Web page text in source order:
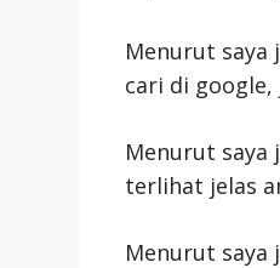
Menurut saya
cari di
Menurut saya
terlihat jelas
Menurut saya